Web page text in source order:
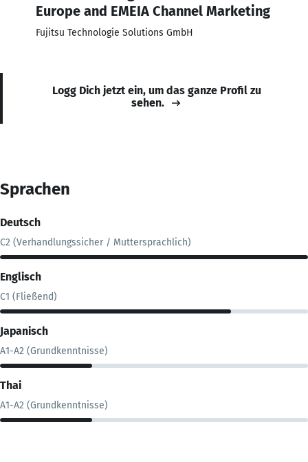
Europe and EMEIA Channel Marketing
Fujitsu Technologie Solutions GmbH
Logg Dich jetzt ein, um das ganze Profil zu
sehen.
Sprachen
Deutsch
C2 (Verhandlungssicher / Muttersprachlich)
Englisch
C1 (Fließend)
Japanisch
A1-A2 (Grundkenntnisse)
Thai
A1-A2 (Grundkenntnisse)